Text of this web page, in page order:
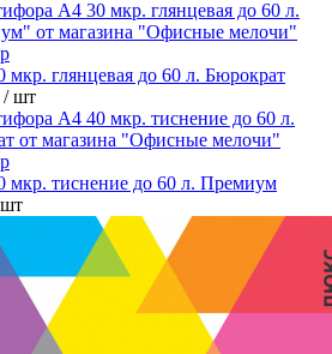
глянцевая до 60 л. Бюрократ
/ шт
мкр. тиснение до 60 л. Премиум